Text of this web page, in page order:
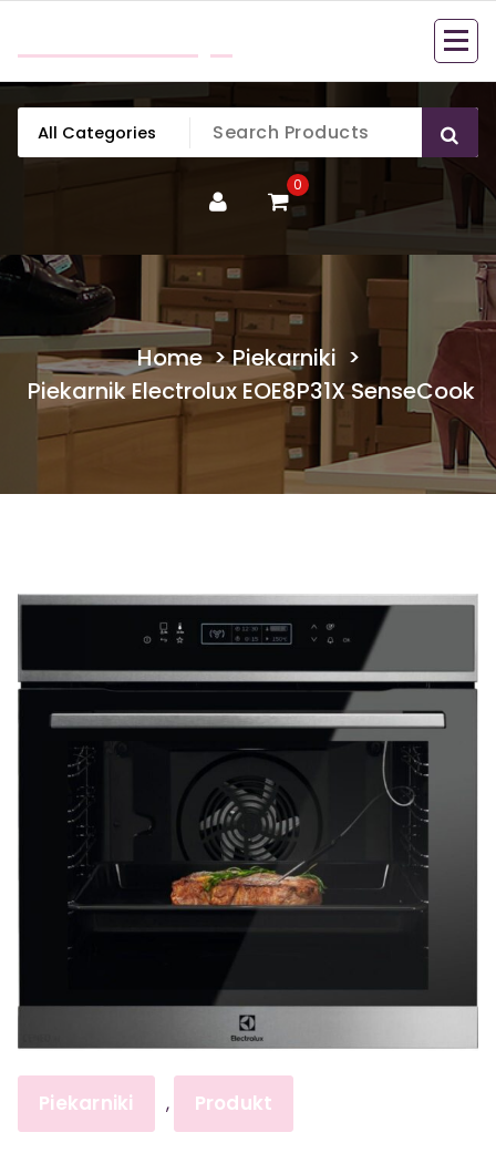
content
0
Home>Piekarniki >
Piekarnik Electrolux EOE8P31X SenseCook
Piekarniki , Produkt